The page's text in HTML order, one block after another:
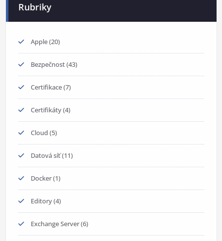
Rubriky
Apple(20)
Bezpečnost(43)
Certifikace(7)
Certifikáty(4)
Cloud (5)
Datová síť(11)
Docker(1)
Editory(4)
Exchange Server(6)